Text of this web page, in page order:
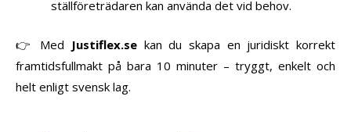
ställföreträdaren kan använda det vid behov.
👉 Med Justiflex.se kan du skapa en juridiskt korrekt
framtidsfullmakt på bara 10 minuter – tryggt, enkelt och
helt enligt svensk lag.